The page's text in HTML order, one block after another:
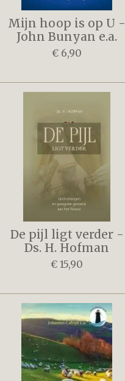
Mijn hoop is op U -
John Bunyan e.a.
€ 6,90
De pijl ligt verder -
Ds. H. Hofman
€ 15,90